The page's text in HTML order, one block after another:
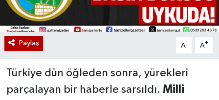
Paylaş A- A+
Türkiye dün öğleden sonra, yürekleri
parçalayan bir haberle sarsıldı. Milli